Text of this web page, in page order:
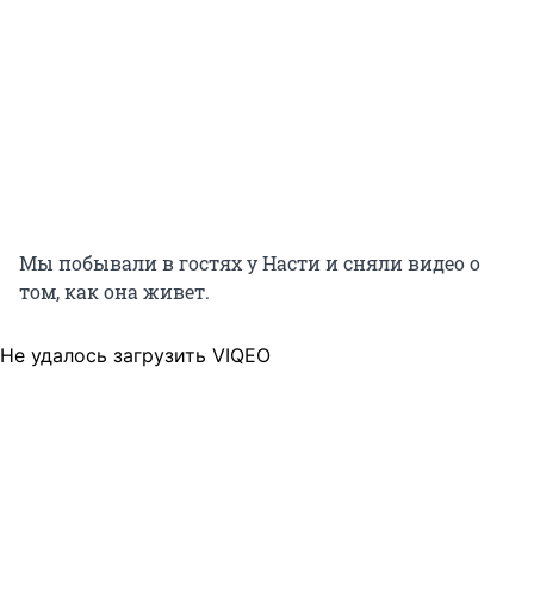
Мы побывали в гостях у Насти и сняли видео о
том, как она живет.
Не удалось загрузить VIQEO